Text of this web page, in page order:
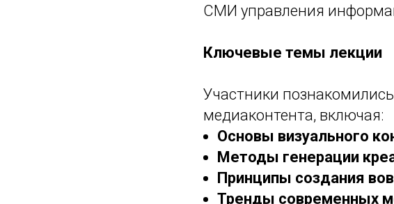
СМИ управления
Ключевые темы лекции
Участники
медиаконтента, включая:
Основы визуального
Методы генерации
Принципы создания
Тренды современных